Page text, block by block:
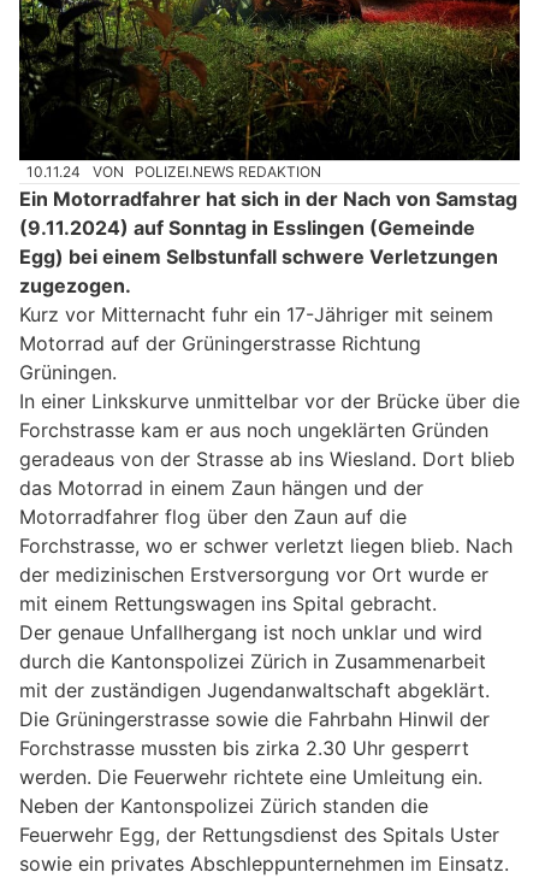
10.11.24 VON POLIZEI.NEWS REDAKTION
Ein Motorradfahrer hat sich in der Nach von Samstag
(9.11.2024) auf Sonntag in Esslingen (Gemeinde
Egg) bei einem Selbstunfall schwere Verletzungen
zugezogen.
Kurz vor Mitternacht fuhr ein 17-Jähriger mit seinem
Motorrad auf der Grüningerstrasse Richtung
Grüningen.
In einer Linkskurve unmittelbar vor der Brücke über die
Forchstrasse kam er aus noch ungeklärten Gründen
geradeaus von der Strasse ab ins Wiesland. Dort blieb
das Motorrad in einem Zaun hängen und der
Motorradfahrer flog über den Zaun auf die
Forchstrasse, wo er schwer verletzt liegen blieb. Nach
der medizinischen Erstversorgung vor Ort wurde er
mit einem Rettungswagen ins Spital gebracht.
Der genaue Unfallhergang ist noch unklar und wird
durch die Kantonspolizei Zürich in Zusammenarbeit
mit der zuständigen Jugendanwaltschaft abgeklärt.
Die Grüningerstrasse sowie die Fahrbahn Hinwil der
Forchstrasse mussten bis zirka 2.30 Uhr gesperrt
werden. Die Feuerwehr richtete eine Umleitung ein.
Neben der Kantonspolizei Zürich standen die
Feuerwehr Egg, der Rettungsdienst des Spitals Uster
sowie ein privates Abschleppunternehmen im Einsatz.